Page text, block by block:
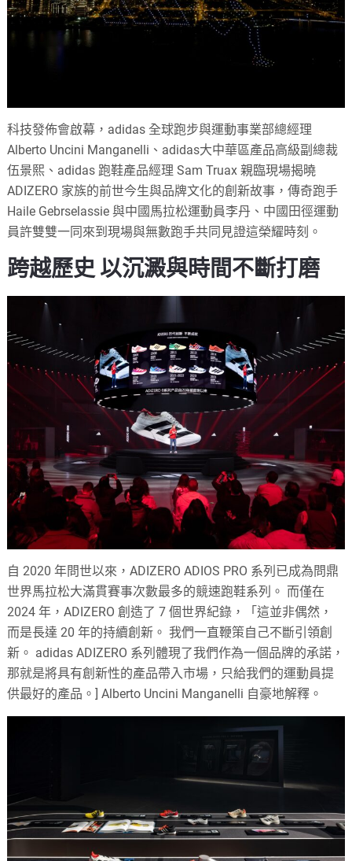
科技發佈會啟幕，adidas 全球跑步與運動事業部總經理
Alberto Uncini Manganelli、adidas大中華區產品高級副總裁
伍景熙、adidas 跑鞋產品經理 Sam Truax 親臨現場揭曉
ADIZERO 家族的前世今生與品牌文化的創新故事，傳奇跑手
Haile Gebrselassie 與中國馬拉松運動員李丹、中國田徑運動
員許雙雙一同來到現場與無數跑手共同見證這榮耀時刻。
跨越歷史 以沉澱與時間不斷打磨
自 2020 年問世以來，ADIZERO ADIOS PRO 系列已成為問鼎
世界馬拉松大滿貫賽事次數最多的競速跑鞋系列。 而僅在
2024 年，ADIZERO 創造了 7 個世界紀錄，「這並非偶然，
而是長達 20 年的持續創新。 我們一直鞭策自己不斷引領創
新。 adidas ADIZERO 系列體現了我們作為一個品牌的承諾，
那就是將具有創新性的產品帶入市場，只給我們的運動員提
供最好的產品。] Alberto Uncini Manganelli 自豪地解釋。